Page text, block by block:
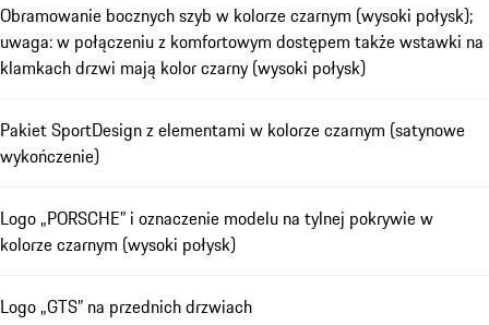
Obramowanie bocznych szyb w kolorze czarnym (wysoki połysk);
uwaga: w połączeniu z komfortowym dostępem także wstawki na
klamkach drzwi mają kolor czarny (wysoki połysk)
Pakiet SportDesign z elementami w kolorze czarnym (satynowe
wykończenie)
Logo „PORSCHE” i oznaczenie modelu na tylnej pokrywie w
kolorze czarnym (wysoki połysk)
Logo „GTS” na przednich drzwiach